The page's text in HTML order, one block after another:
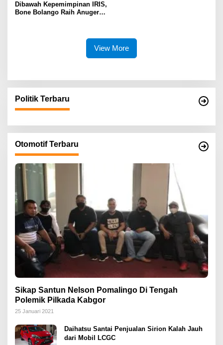
Dibawah Kepemimpinan IRIS,
Bone Bolango Raih Anugerah
View More
Politik Terbaru
Otomotif Terbaru
Sikap Santun Nelson Pomalingo Di Tengah
Polemik Pilkada Kabgor
25 Januari 2021
Daihatsu Santai Penjualan Sirion Kalah Jauh
dari Mobil LCGC